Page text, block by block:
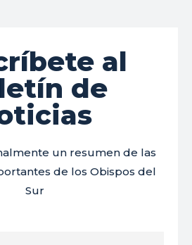
al
de
un resumen de las
de los Obispos del
Sur